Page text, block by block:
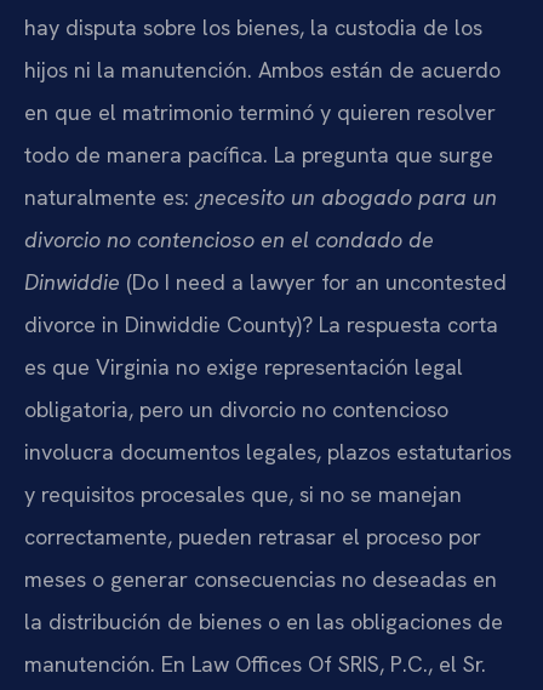
hay disputa sobre los bienes, la custodia de los
hijos ni la manutención. Ambos están de acuerdo
en que el matrimonio terminó y quieren resolver
todo de manera pacífica. La pregunta que surge
naturalmente es: ¿necesito un abogado para un
divorcio no contencioso en el condado de
Dinwiddie (Do I need a lawyer for an uncontested
divorce in Dinwiddie County)? La respuesta corta
es que Virginia no exige representación legal
obligatoria, pero un divorcio no contencioso
involucra documentos legales, plazos estatutarios
y requisitos procesales que, si no se manejan
correctamente, pueden retrasar el proceso por
meses o generar consecuencias no deseadas en
la distribución de bienes o en las obligaciones de
manutención. En Law Offices Of SRIS, P.C., el Sr.